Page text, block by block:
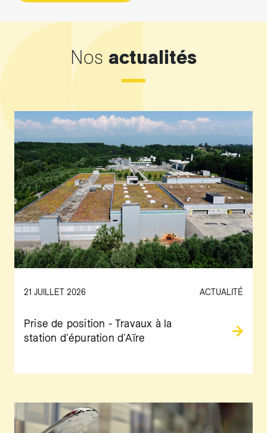
Nos actualités
21 JUILLET 2026 ACTUALITÉ
Prise de position - Travaux à la
station d'épuration d'Aïre